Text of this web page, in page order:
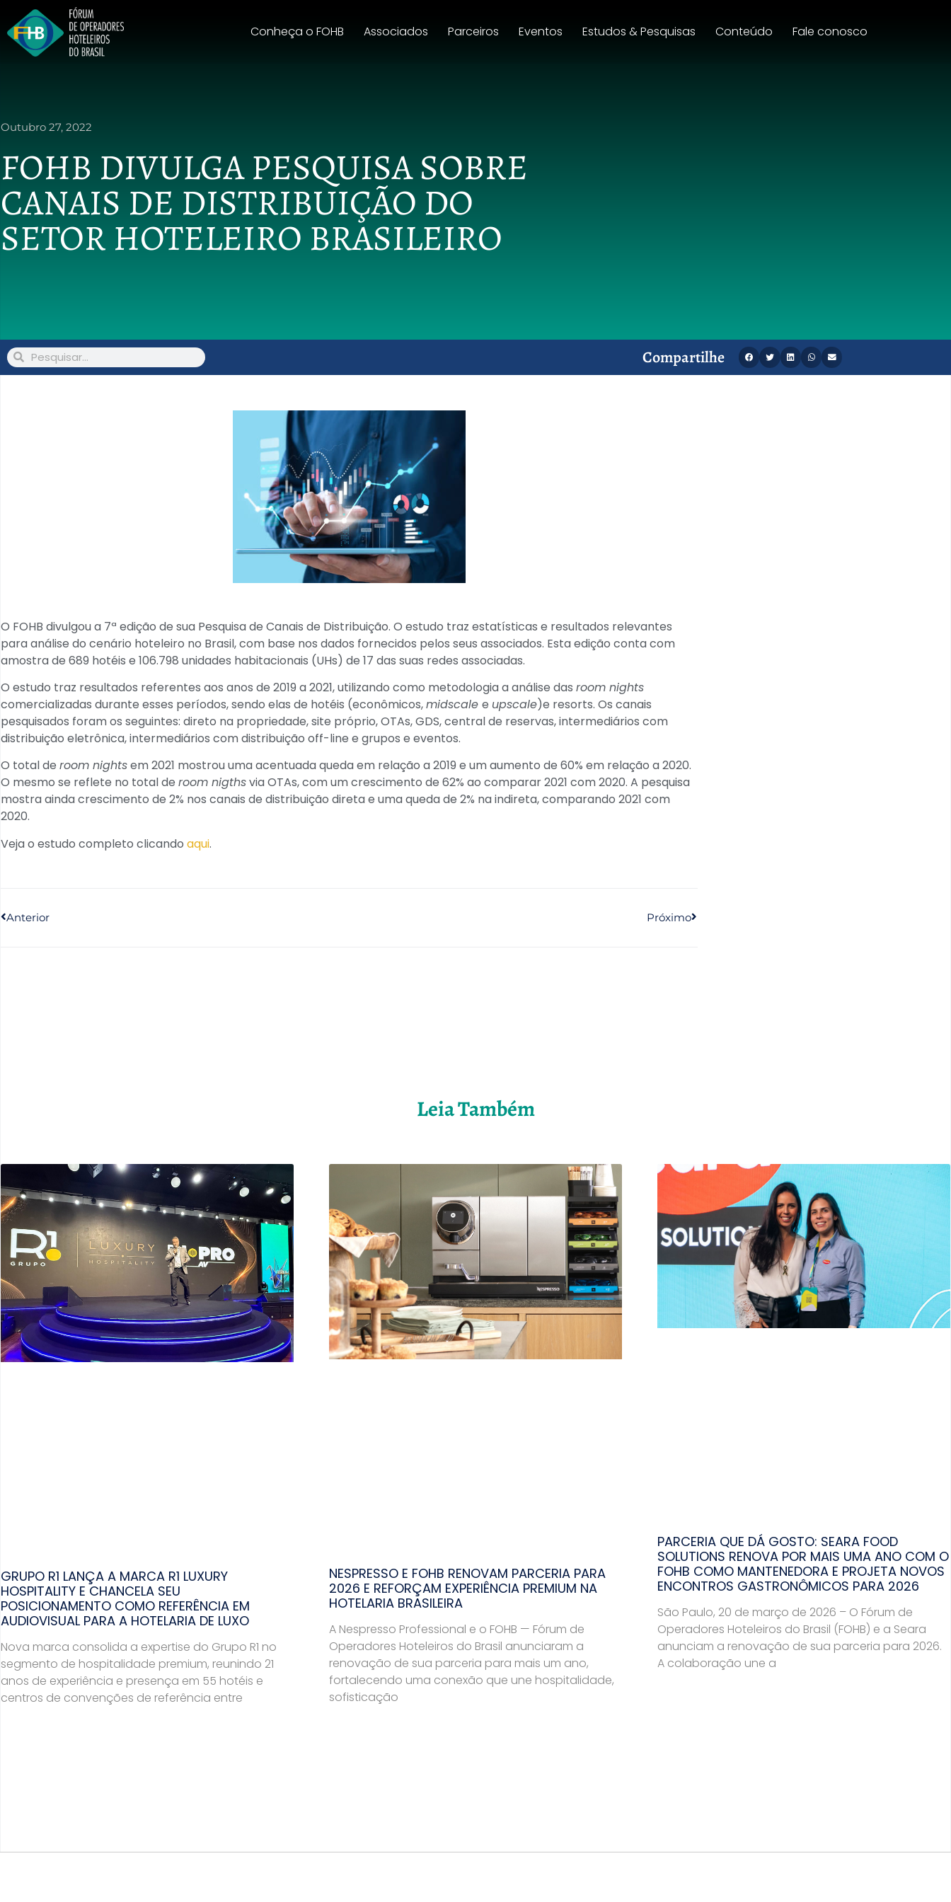
Conheça o FOHB Associados Parceiros Eventos Estudos & Pesquisas Conteúdo Fale conosco
Outubro 27, 2022
FOHB DIVULGA PESQUISA SOBRE
CANAIS DE DISTRIBUIÇÃO DO
SETOR HOTELEIRO BRASILEIRO
Compartilhe
O FOHB divulgou a 7ª edição de sua Pesquisa de Canais de Distribuição. O estudo traz estatísticas e resultados relevantes
para análise do cenário hoteleiro no Brasil, com base nos dados fornecidos pelos seus associados. Esta edição conta com
amostra de 689 hotéis e 106.798 unidades habitacionais (UHs) de 17 das suas redes associadas.
O estudo traz resultados referentes aos anos de 2019 a 2021, utilizando como metodologia a análise das room nights
comercializadas durante esses períodos, sendo elas de hotéis (econômicos,midscale e upscale)e resorts. Os canais
pesquisados foram os seguintes: direto na propriedade, site próprio, OTAs, GDS, central de reservas, intermediários com
distribuição eletrônica, intermediários com distribuição off-line e grupos e eventos.
O total de room nightsem 2021 mostrou uma acentuada queda em relação a 2019 e um aumento de 60% em relação a 2020.
O mesmo se reflete no total de room nigthsvia OTAs, com um crescimento de 62% ao comparar 2021 com 2020. A pesquisa
mostra ainda crescimento de 2% nos canais de distribuição direta e uma queda de 2% na indireta, comparando 2021 com
2020.
Veja o estudo completo clicando aqui.
Anterior Próximo
Leia Também
GRUPO R1 LANÇA A MARCA R1 LUXURY
HOSPITALITY E CHANCELA SEU
POSICIONAMENTO COMO REFERÊNCIA EM
AUDIOVISUAL PARA A HOTELARIA DE LUXO
Nova marca consolida a expertise do Grupo R1 no
segmento de hospitalidade premium, reunindo 21
anos de experiência e presença em 55 hotéis e
centros de convenções de referência entre
NESPRESSO E FOHB RENOVAM PARCERIA PARA
2026 E REFORÇAM EXPERIÊNCIA PREMIUM NA
HOTELARIA BRASILEIRA
A Nespresso Professional e o FOHB — Fórum de
Operadores Hoteleiros do Brasil anunciaram a
renovação de sua parceria para mais um ano,
fortalecendo uma conexão que une hospitalidade,
sofisticação
PARCERIA QUE DÁ GOSTO: SEARA FOOD
SOLUTIONS RENOVA POR MAIS UMA ANO COM O
FOHB COMO MANTENEDORA E PROJETA NOVOS
ENCONTROS GASTRONÔMICOS PARA 2026
São Paulo, 20 de março de 2026 – O Fórum de
Operadores Hoteleiros do Brasil (FOHB) e a Seara
anunciam a renovação de sua parceria para 2026.
A colaboração une a